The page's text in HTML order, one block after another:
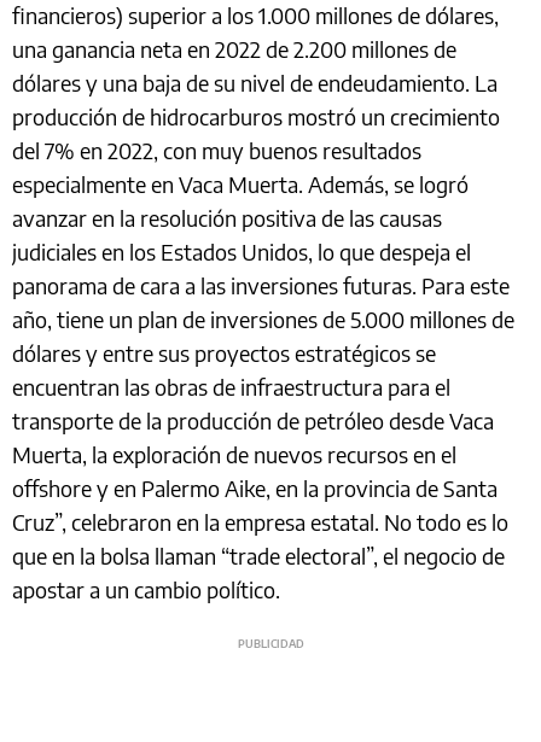
financieros) superior a los 1.000 millones de dólares,
una ganancia neta en 2022 de 2.200 millones de
dólares y una baja de su nivel de endeudamiento. La
producción de hidrocarburos mostró un crecimiento
del 7% en 2022, con muy buenos resultados
especialmente en Vaca Muerta. Además, se logró
avanzar en la resolución positiva de las causas
judiciales en los Estados Unidos, lo que despeja el
panorama de cara a las inversiones futuras. Para este
año, tiene un plan de inversiones de 5.000 millones de
dólares y entre sus proyectos estratégicos se
encuentran las obras de infraestructura para el
transporte de la producción de petróleo desde Vaca
Muerta, la exploración de nuevos recursos en el
offshore y en Palermo Aike, en la provincia de Santa
Cruz”, celebraron en la empresa estatal. No todo es lo
que en la bolsa llaman “trade electoral”, el negocio de
apostar a un cambio político.